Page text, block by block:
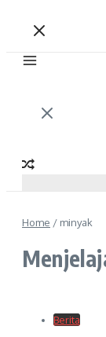
Home / minyak
Berita